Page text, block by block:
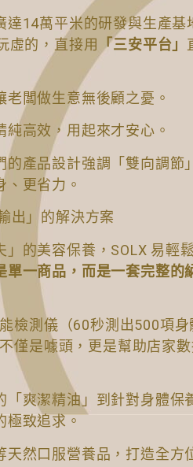
14萬平米的研發與生產基
虛的，直接用 「三安平台」
闆做生意無後顧之憂。
高效，用起來才安心。
的產品設計強調「雙向調節
更省力。
出」的解決方案
的美容保養，SOLX 易輕
單一商品，而是一套完整的
檢測儀（60秒測出500項身
僅是噱頭，更是幫助店家
「爽潔精油」到針對身體保
致追求。
然口服營養品，打造全方